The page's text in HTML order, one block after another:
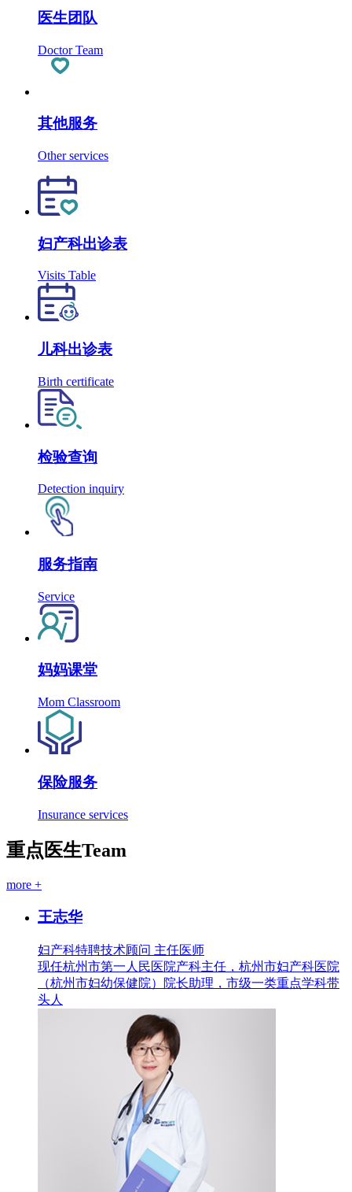
医生团队
Doctor Team
其他服务
Other services
妇产科出诊表
Visits Table
儿科出诊表
Birth certificate
检验查询
Detection inquiry
服务指南
Service
妈妈课堂
Mom Classroom
保险服务
Insurance services
重点医生Team
more +
王志华
妇产科特聘技术顾问 主任医师
现任杭州市第一人民医院产科主任，杭州市妇产科医院
（杭州市妇幼保健院）院长助理，市级一类重点学科带
头人